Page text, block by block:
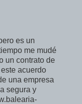
es un
me mudé
un contrato de
acuerdo
una empresa
segura y